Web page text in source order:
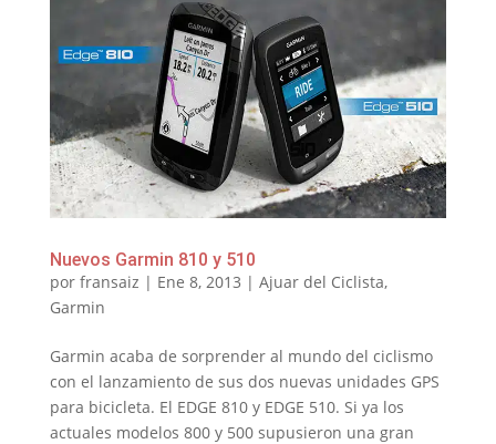
Nuevos Garmin 810 y 510
por fransaiz | Ene 8, 2013 | Ajuar del Ciclista,
Garmin
Garmin acaba de sorprender al mundo del ciclismo
con el lanzamiento de sus dos nuevas unidades GPS
para bicicleta. El EDGE 810 y EDGE 510. Si ya los
actuales modelos 800 y 500 supusieron una gran